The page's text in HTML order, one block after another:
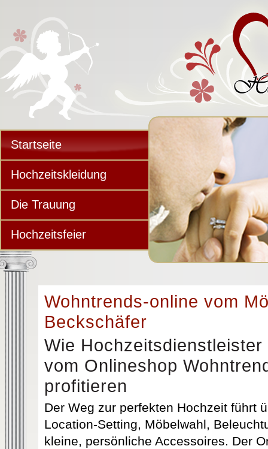
Startseite
Hochzeitskleidung
Die Trauung
Hochzeitsfeier
Wohntrends-online vom
Beckschäfer
Wie
vom Onlineshop
profitieren
Der Weg zur perfekten Hochzeit führt
Location-Setting, Möbelwahl,
kleine, persönliche Accessoires. Der